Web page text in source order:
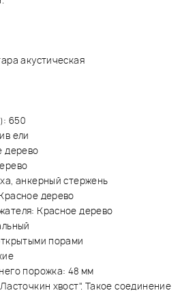
акустическая
650
ели
дерево
анкерный стержень
дерево
Красное дерево
порами
порожка: 48 мм
хвост". Такое соединение